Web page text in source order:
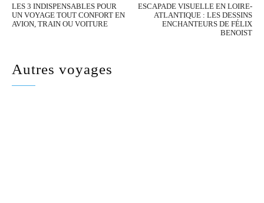
LES 3 INDISPENSABLES POUR
UN VOYAGE TOUT CONFORT EN
AVION, TRAIN OU VOITURE
ESCAPADE VISUELLE EN LOIRE-
ATLANTIQUE : LES DESSINS
ENCHANTEURS DE FÉLIX
BENOIST
Autres voyages